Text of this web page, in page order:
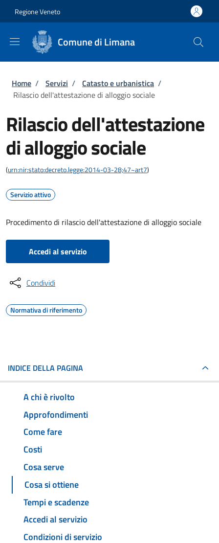
Regione Veneto
Comune di Limana
Briciole di pane
Home / Servizi / Catasto e urbanistica /
Rilascio dell'attestazione di alloggio sociale
Rilascio dell'attestazione
di alloggio sociale
(urn:nir:stato:decreto.legge:2014-03-28;47~art7)
Servizio attivo
Procedimento di rilascio dell'attestazione di alloggio sociale
Accedi al servizio
Condividi
Normativa di riferimento
INDICE DELLA PAGINA
A chi è rivolto
Approfondimenti
Come fare
Costi
Cosa serve
Cosa si ottiene
Tempi e scadenze
Accedi al servizio
Condizioni di servizio